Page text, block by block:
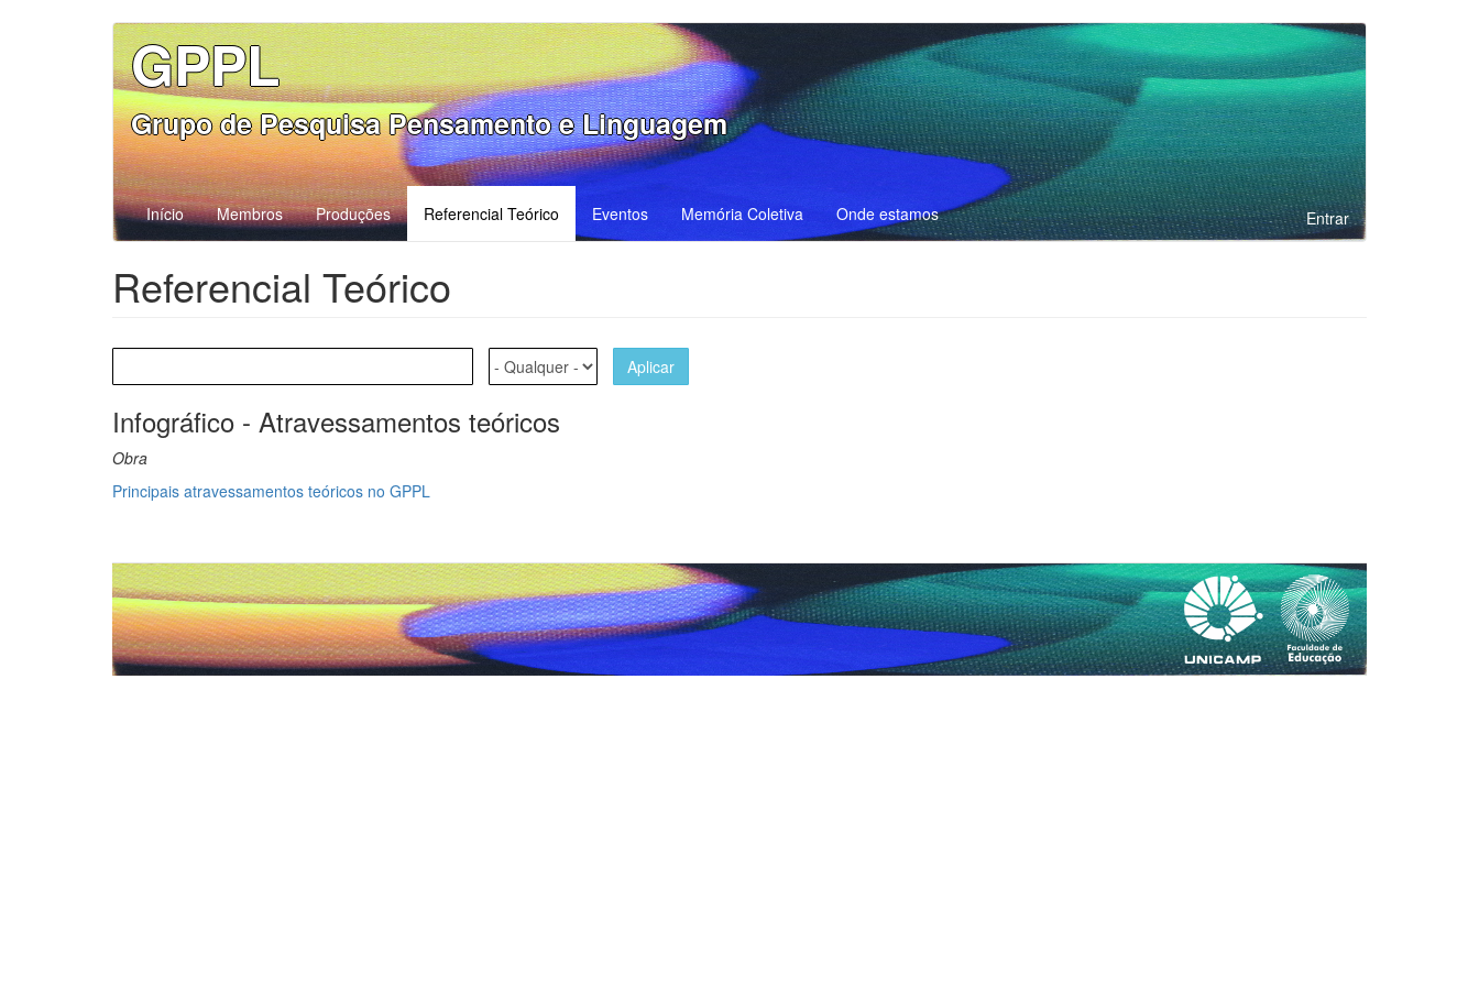
Início Membros Produções Referencial Teórico Eventos Memória Coletiva Onde estamos
GPPL
Grupo de Pesquisa Pensamento e Linguagem
Entrar
Referencial Teórico
Aplicar
Infográfico - Atravessamentos teóricos
Obra
Principais atravessamentos teóricos no GPPL